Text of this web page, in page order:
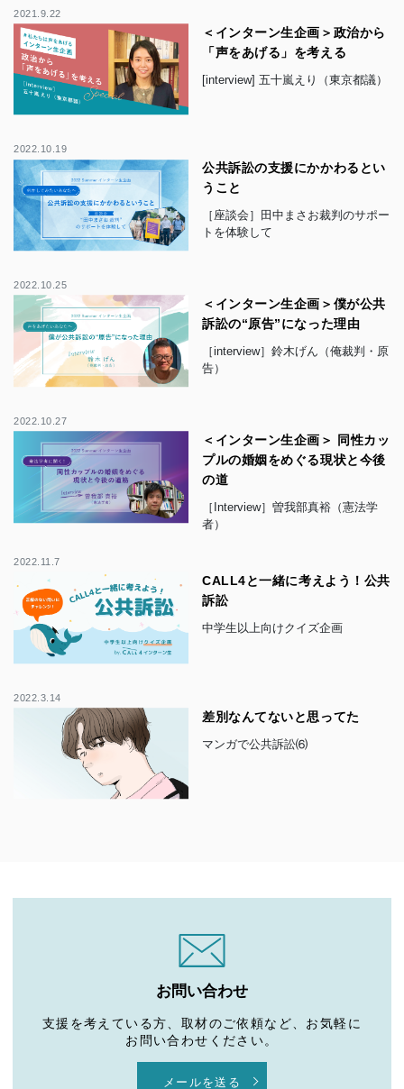
2021.9.22
＜インターン生企画＞政治から
「声をあげる」を考える
[interview] 五十嵐えり（東京都議）
2022.10.19
公共訴訟の支援にかかわるとい
うこと
［座談会］田中まさお裁判のサポー
トを体験して
2022.10.25
＜インターン生企画＞僕が公共
訴訟の“原告”になった理由
［interview］鈴木げん（俺裁判・原
告）
2022.10.27
＜インターン生企画＞ 同性カッ
プルの婚姻をめぐる現状と今後
の道
［Interview］曽我部真裕（憲法学
者）
2022.11.7
CALL4と一緒に考えよう！公共
訴訟
中学生以上向けクイズ企画
2022.3.14
差別なんてないと思ってた
マンガで公共訴訟⑹
お問い合わせ
支援を考えている方、取材のご依頼など、お気軽に
お問い合わせください。
メールを送る